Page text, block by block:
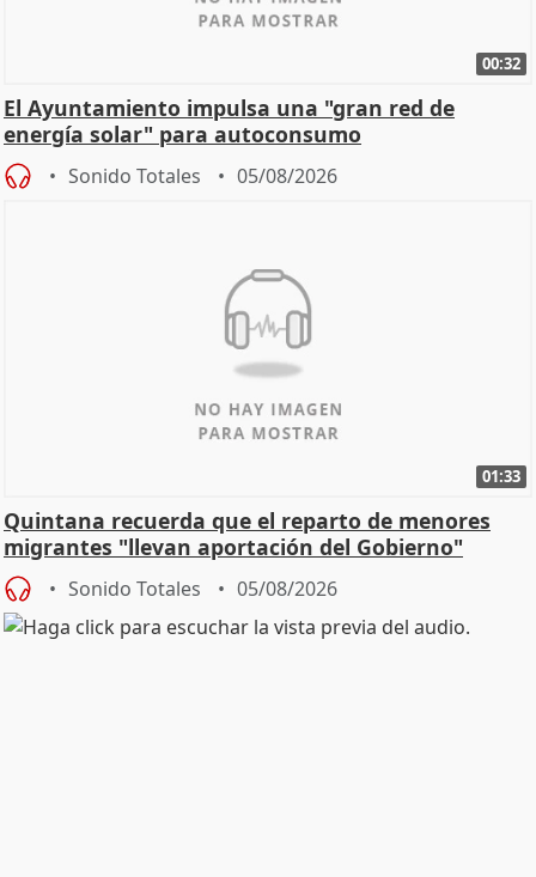
00:32
El Ayuntamiento impulsa una "gran red de
energía solar" para autoconsumo
Sonido Totales 05/08/2026
01:33
Quintana recuerda que el reparto de menores
migrantes "llevan aportación del Gobierno"
central
Sonido Totales 05/08/2026